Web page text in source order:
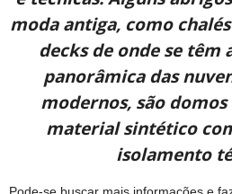
moda antiga, como
decks de onde se têm
panorâmica das
modernos, são
material sintético
isolamento